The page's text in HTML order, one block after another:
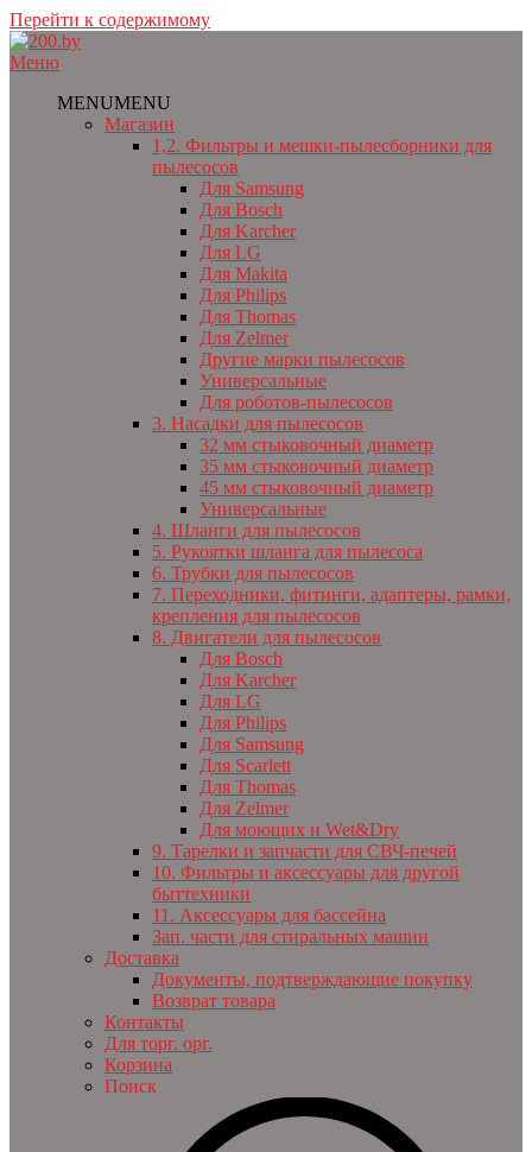
Перейти к содержимому
Меню
MENUMENU
Магазин
1,2. Фильтры и мешки-пылесборники для
пылесосов
Для Samsung
Для Bosch
Для Karcher
Для LG
Для Makita
Для Philips
Для Thomas
Для Zelmer
Другие марки пылесосов
Универсальные
Для роботов-пылесосов
3. Насадки для пылесосов
32 мм стыковочный диаметр
35 мм стыковочный диаметр
45 мм стыковочный диаметр
Универсальные
4. Шланги для пылесосов
5. Рукоятки шланга для пылесоса
6. Трубки для пылесосов
7. Переходники, фитинги, адаптеры, рамки,
крепления для пылесосов
8. Двигатели для пылесосов
Для Bosch
Для Karcher
Для LG
Для Philips
Для Samsung
Для Scarlett
Для Thomas
Для Zelmer
Для моющих и Wet&Dry
9. Тарелки и запчасти для СВЧ-печей
10. Фильтры и аксессуары для другой
быттехники
11. Аксессуары для бассейна
Зап. части для стиральных машин
Доставка
Документы, подтверждающие покупку
Возврат товара
Контакты
Для торг. орг.
Корзина
Поиск